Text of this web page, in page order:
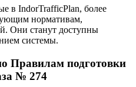
в IndorTrafficPlan, более
нормативам,
Они станут доступны
системы.
Правилам подготовки
№ 274